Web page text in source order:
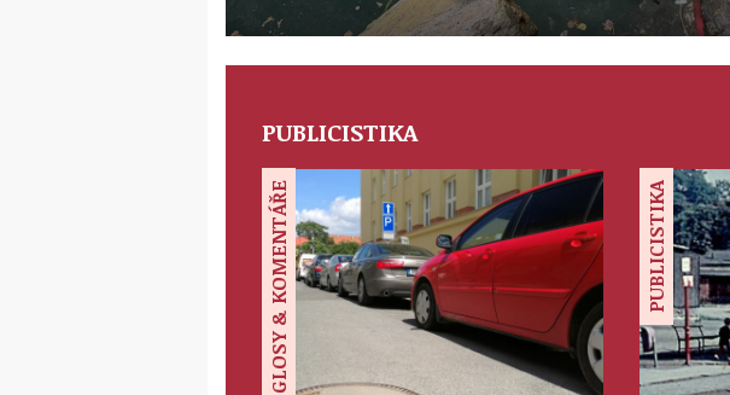
PUBLICISTIKA
GLOSY & KOMENTÁŘE PUBLICISTIKA